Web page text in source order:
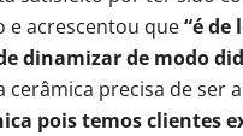
e acrescentou que“é
dinamizar de modo
cerâmica precisa de ser
pois temos clientes